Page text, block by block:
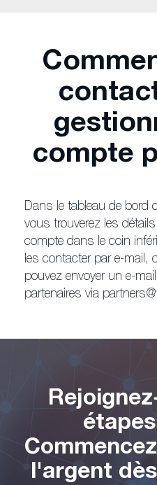
compte
Dans le tableau de bord
vous trouverez les
compte dans le coin
les contacter par e-mail,
pouvez envoyer un e-
partenaires via
l'argent